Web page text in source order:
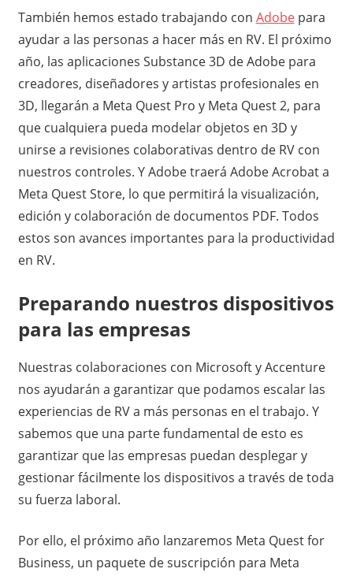
También hemos estado trabajando con Adobepara
ayudar a las personas a hacer más en RV. El próximo
año, las aplicaciones Substance 3D de Adobe para
creadores, diseñadores y artistas profesionales en
3D, llegarán a Meta Quest Pro y Meta Quest 2, para
que cualquiera pueda modelar objetos en 3D y
unirse a revisiones colaborativas dentro de RV con
nuestros controles. Y Adobe traerá Adobe Acrobat a
Meta Quest Store, lo que permitirá la visualización,
edición y colaboración de documentos PDF. Todos
estos son avances importantes para la productividad
en RV.
Preparando nuestros dispositivos
para las empresas
Nuestras colaboraciones con Microsoft y Accenture
nos ayudarán a garantizar que podamos escalar las
experiencias de RV a más personas en el trabajo. Y
sabemos que una parte fundamental de esto es
garantizar que las empresas puedan desplegar y
gestionar fácilmente los dispositivos a través de toda
su fuerza laboral.
Por ello, el próximo año lanzaremos Meta Quest for
Business, un paquete de suscripción para Meta